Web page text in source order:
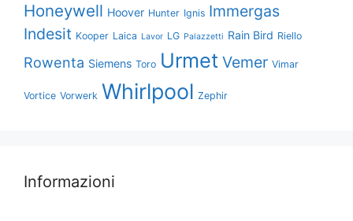
Honeywell Hoover Hunter Ignis Immergas
Indesit Kooper Laica Lavor LG Palazzetti Rain Bird Riello
Rowenta Siemens Toro Urmet Vemer Vimar
Vortice Vorwerk Whirlpool Zephir
Informazioni